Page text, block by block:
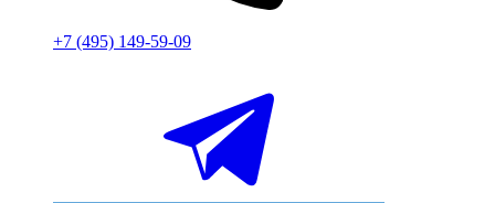
+7 (495) 149-59-09